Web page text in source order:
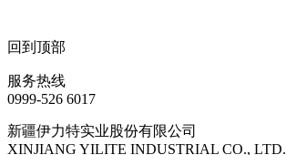
回到顶部
服务热线
0999-526 6017
新疆伊力特实业股份有限公司
XINJIANG YILITE INDUSTRIAL CO., LTD.